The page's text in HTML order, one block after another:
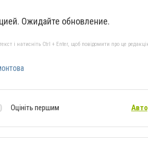
Ожидайте обновление.
і натисніть Ctrl + Enter, щоб повідомити про це
Оцініть першим